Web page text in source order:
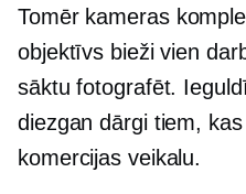
Tomēr kameras
objektīvs bieži vien
sāktu fotografēt.
diezgan dārgi tiem,
komercijas veikalu.